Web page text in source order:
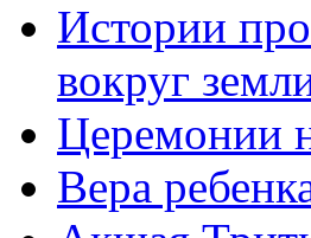
Истории
вокруг
Церемонии
Вера